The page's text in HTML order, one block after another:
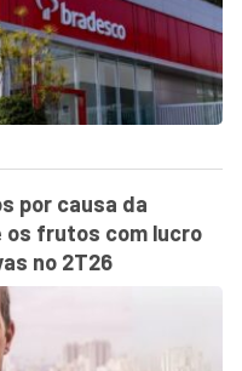
por causa da
os frutos com lucro
no 2T26